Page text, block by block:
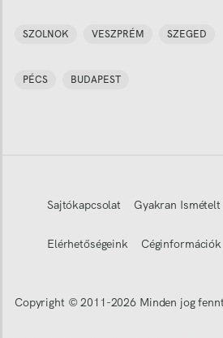
SZOLNOK VESZPRÉM SZEGED
PÉCS BUDAPEST
Sajtókapcsolat Gyakran Ismételt
Elérhetőségeink Céginformációk
Copyright © 2011-2026 Minden jog